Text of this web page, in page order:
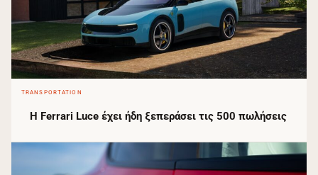
TRANSPORTATION
Η Ferrari Luce έχει ήδη ξεπεράσει τις 500 πωλήσεις